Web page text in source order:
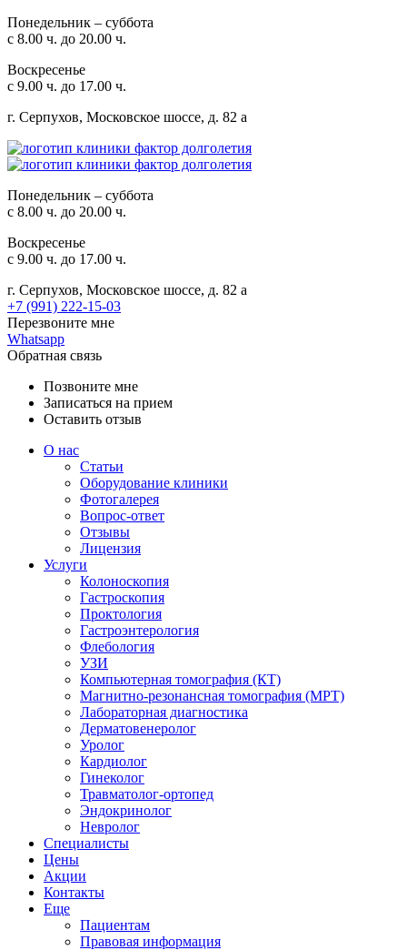
Понедельник – суббота
с 8.00 ч. до 20.00 ч.
Воскресенье
с 9.00 ч. до 17.00 ч.
г. Серпухов, Московское шоссе, д. 82 а
Понедельник – суббота
с 8.00 ч. до 20.00 ч.
Воскресенье
с 9.00 ч. до 17.00 ч.
г. Серпухов, Московское шоссе, д. 82 а
+7 (991) 222-15-03
Перезвоните мне
Whatsapp
Обратная связь
Позвоните мне
Записаться на прием
Оставить отзыв
О нас
Статьи
Оборудование клиники
Фотогалерея
Вопрос-ответ
Отзывы
Лицензия
Услуги
Колоноскопия
Гастроскопия
Проктология
Гастроэнтерология
Флебология
УЗИ
Компьютерная томография (КТ)
Магнитно-резонансная томография (МРТ)
Лабораторная диагностика
Дерматовенеролог
Уролог
Кардиолог
Гинеколог
Травматолог-ортопед
Эндокринолог
Невролог
Специалисты
Цены
Акции
Контакты
Еще
Пациентам
Правовая информация